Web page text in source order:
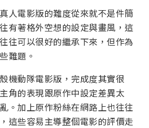
人電影版的難度從來就不是件簡
有著格外空想的設定與畫風，這
往可以很好的繼承下來，但作為
難題。
機動隊電影版，完成度其實很
角的表現跟原作中設定差異太
。加上原作粉絲在網路上也往往
這些容易主導整個電影的評價走